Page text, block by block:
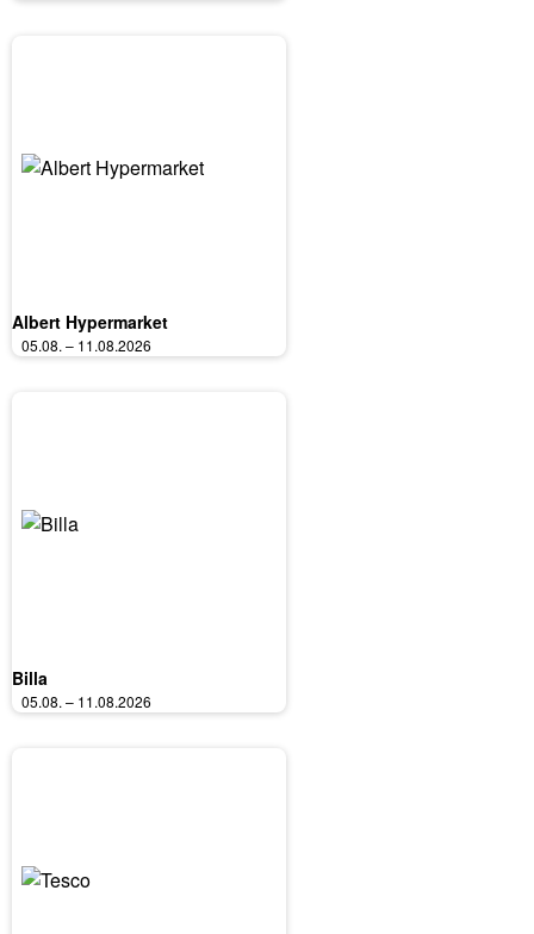
Albert Hypermarket
05.08. – 11.08.2026
Billa
05.08. – 11.08.2026